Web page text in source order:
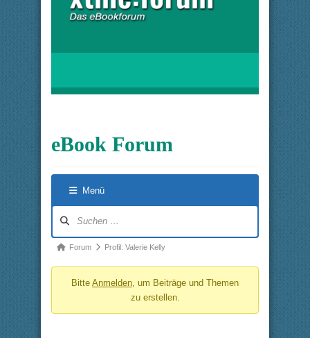
eBook Forum
Menü
Navigation
Forum-Forum Profil: Valerie Kelly
Bitte Anmelden , um Beiträge und Themen
zu erstellen.